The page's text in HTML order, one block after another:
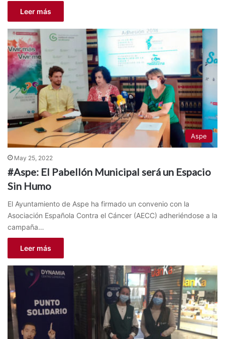
Leer más
Aspe
May 25, 2022
#Aspe: El Pabellón Municipal será un Espacio
Sin Humo
El Ayuntamiento de Aspe ha firmado un convenio con la
Asociación Española Contra el Cáncer (AECC) adheriéndose a la
campaña…
Leer más